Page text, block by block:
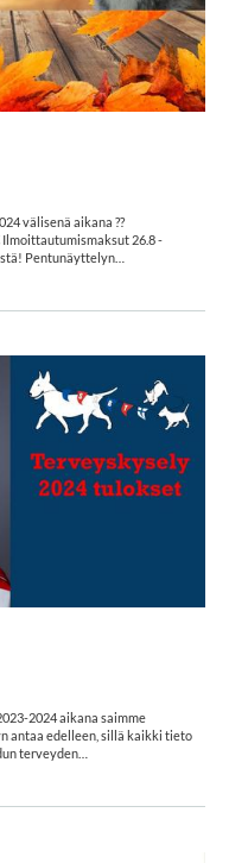
välisenä aikana ??
Ilmoittautumismaksut 26.8 -
Pentunäyttelyn…
2024 aikana saimme
antaa edelleen, sillä kaikki tieto
terveyden…